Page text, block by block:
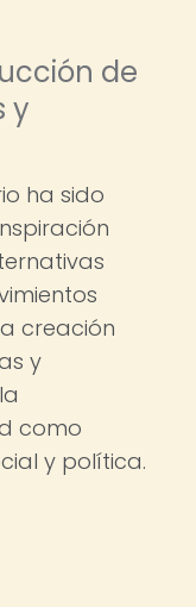
de
y
ha sido
creación
y
como
y política.